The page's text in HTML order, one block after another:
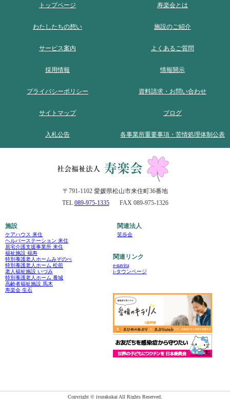
トップページ 寿楽会とは
わたしたちの想い 施設のご紹介
サービス案内 よくあるご質問
採用情報 情報開示
プライバシーポリシー 資料請求・お問い合わせ
サイトマップ ブログ
入札公告 各事業所重要事項・苦情処理体制公表
〒791-1102 愛媛県松山市来住町36番地
TEL 089-975-1335 FAX 089-975-1326
施設
ケアハウス 来住
ヘルパーステーション 来住
居宅介護支援事業所 来住
福祉施設 福寿
特別養護老人ホームみぞのべ
特別養護老人ホーム 松前
老人福祉施設 いづみ
特別養護老人ホーム 番城
高齢者福祉施設 馬木
寿楽会 生石
関連法人
笑歩会
関連リンク
e-navita
i-タウンページ
Copyright © jyurakukai All Rights Reserved.